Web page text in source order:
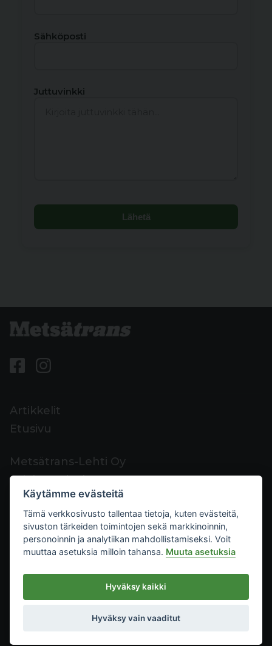
Sähköposti
Juttuvinkki
Lähetä
Artikkelit
Etusivu
Metsätrans-Lehti Oy
Asiakaspalvelu
Yhteystiedot
Palaute
Mediakortti
Metsätrans-Lehti Oy
2026
Tietosuoja
Käytämme evästeitä
Tämä verkkosivusto tallentaa tietoja, kuten evästeitä,
sivuston tärkeiden toimintojen sekä markkinoinnin,
personoinnin ja analytiikan mahdollistamiseksi. Voit
muuttaa asetuksia milloin tahansa. Muuta asetuksia
Hyväksy kaikki
Hyväksy vain vaaditut